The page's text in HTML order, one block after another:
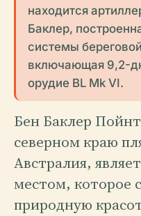
находится
Баклер,
системы
включающая 9,2-
орудие BL Mk VI.
Бен Баклер
северном краю
Австралия,
местом, которое
природную